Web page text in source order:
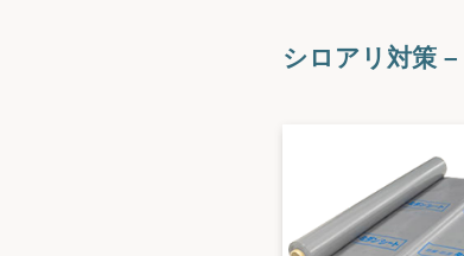
シロアリ対策 –